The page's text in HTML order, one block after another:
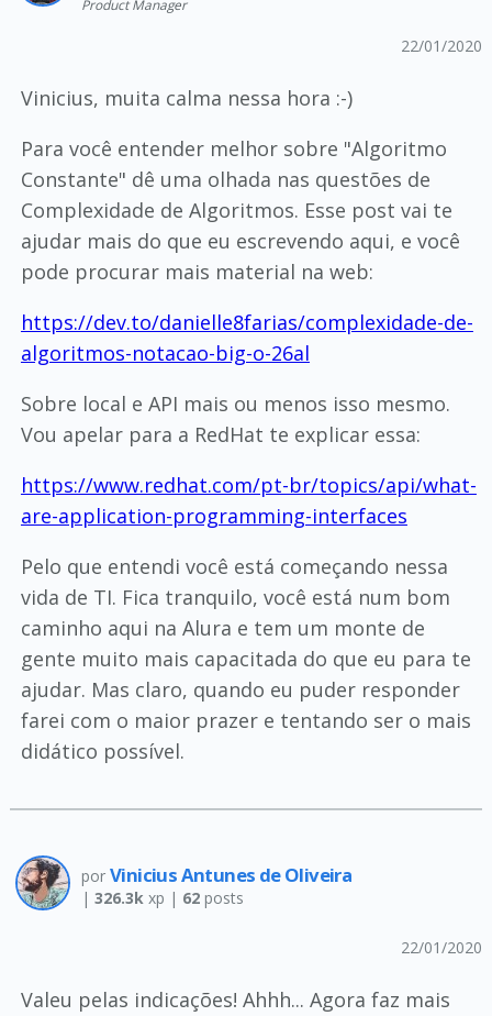
Product Manager
22/01/2020
Vinicius, muita calma nessa hora :-)
Para você entender melhor sobre "Algoritmo
Constante" dê uma olhada nas questões de
Complexidade de Algoritmos. Esse post vai te
ajudar mais do que eu escrevendo aqui, e você
pode procurar mais material na web:
https://dev.to/danielle8farias/complexidade-de-
algoritmos-notacao-big-o-26al
Sobre local e API mais ou menos isso mesmo.
Vou apelar para a RedHat te explicar essa:
https://www.redhat.com/pt-br/topics/api/what-
are-application-programming-interfaces
Pelo que entendi você está começando nessa
vida de TI. Fica tranquilo, você está num bom
caminho aqui na Alura e tem um monte de
gente muito mais capacitada do que eu para te
ajudar. Mas claro, quando eu puder responder
farei com o maior prazer e tentando ser o mais
didático possível.
por Vinicius Antunes de Oliveira
| 326.3kxp | 62posts
22/01/2020
Valeu pelas indicações! Ahhh... Agora faz mais